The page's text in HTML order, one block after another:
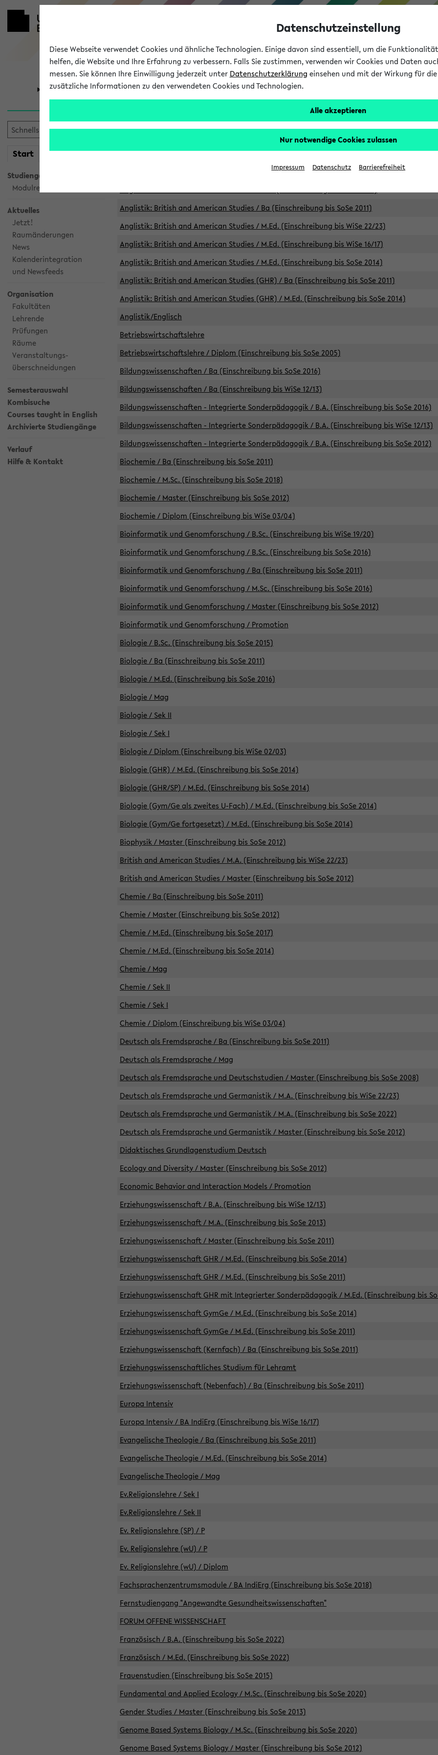
Universität Forschung Studium
Start meineKVV
Studiengangsauswahl
Modulrecherche
Aktuelles
Jetzt!
Raumänderungen
News
Kalenderintegration
und Newsfeeds
Organisation
Fakultäten
Lehrende
Prüfungen
Räume
Veranstaltungs-
überschneidungen
Semesterauswahl
Kombisuche
Courses taught in English
Archivierte Studiengänge
Verlauf
Hilfe & Kontakt
Archivierte Studiengänge
Anglistik: British and American Studies / B.A. (Einschreibung bis WiSe 16/17)
Anglistik: British and American Studies / B.A. (Einschreibung bis SoSe 2015)
Anglistik: British and American Studies / Ba (Einschreibung bis SoSe 2011)
Anglistik: British and American Studies / M.Ed. (Einschreibung bis WiSe 22/23)
Anglistik: British and American Studies / M.Ed. (Einschreibung bis WiSe 16/17)
Anglistik: British and American Studies / M.Ed. (Einschreibung bis SoSe 2014)
Anglistik: British and American Studies (GHR) / Ba (Einschreibung bis SoSe 2011)
Anglistik: British and American Studies (GHR) / M.Ed. (Einschreibung bis SoSe 2014)
Anglistik/Englisch
Betriebswirtschaftslehre
Betriebswirtschaftslehre / Diplom (Einschreibung bis SoSe 2005)
Bildungswissenschaften / Ba (Einschreibung bis SoSe 2016)
Bildungswissenschaften / Ba (Einschreibung bis WiSe 12/13)
Bildungswissenschaften - Integrierte Sonderpädagogik / B.A. (Einschreibung bis SoSe 2016)
Bildungswissenschaften - Integrierte Sonderpädagogik / B.A. (Einschreibung bis WiSe 12/13)
Bildungswissenschaften - Integrierte Sonderpädagogik / B.A. (Einschreibung bis SoSe 2012)
Biochemie / Ba (Einschreibung bis SoSe 2011)
Biochemie / M.Sc. (Einschreibung bis SoSe 2018)
Biochemie / Master (Einschreibung bis SoSe 2012)
Biochemie / Diplom (Einschreibung bis WiSe 03/04)
Bioinformatik und Genomforschung / B.Sc. (Einschreibung bis WiSe 19/20)
Bioinformatik und Genomforschung / B.Sc. (Einschreibung bis SoSe 2016)
Bioinformatik und Genomforschung / Ba (Einschreibung bis SoSe 2011)
Bioinformatik und Genomforschung / M.Sc. (Einschreibung bis SoSe 2016)
Bioinformatik und Genomforschung / Master (Einschreibung bis SoSe 2012)
Bioinformatik und Genomforschung / Promotion
Biologie / B.Sc. (Einschreibung bis SoSe 2015)
Biologie / Ba (Einschreibung bis SoSe 2011)
Biologie / M.Ed. (Einschreibung bis SoSe 2016)
Biologie / Mag
Biologie / Sek II
Biologie / Sek I
Biologie / Diplom (Einschreibung bis WiSe 02/03)
Biologie (GHR) / M.Ed. (Einschreibung bis SoSe 2014)
Biologie (GHR/SP) / M.Ed. (Einschreibung bis SoSe 2014)
Biologie (Gym/Ge als zweites U-Fach) / M.Ed. (Einschreibung bis SoSe 2014)
Biologie (Gym/Ge fortgesetzt) / M.Ed. (Einschreibung bis SoSe 2014)
Biophysik / Master (Einschreibung bis SoSe 2012)
British and American Studies / M.A. (Einschreibung bis WiSe 22/23)
British and American Studies / Master (Einschreibung bis SoSe 2012)
Chemie / Ba (Einschreibung bis SoSe 2011)
Chemie / Master (Einschreibung bis SoSe 2012)
Chemie / M.Ed. (Einschreibung bis SoSe 2017)
Chemie / M.Ed. (Einschreibung bis SoSe 2014)
Chemie / Mag
Chemie / Sek II
Chemie / Sek I
Chemie / Diplom (Einschreibung bis WiSe 03/04)
Deutsch als Fremdsprache / Ba (Einschreibung bis SoSe 2011)
Deutsch als Fremdsprache / Mag
Deutsch als Fremdsprache und Deutschstudien / Master (Einschreibung bis SoSe 2008)
Deutsch als Fremdsprache und Germanistik / M.A. (Einschreibung bis WiSe 22/23)
Deutsch als Fremdsprache und Germanistik / M.A. (Einschreibung bis SoSe 2022)
Deutsch als Fremdsprache und Germanistik / Master (Einschreibung bis SoSe 2012)
Didaktisches Grundlagenstudium Deutsch
Ecology and Diversity / Master (Einschreibung bis SoSe 2012)
Economic Behavior and Interaction Models / Promotion
Erziehungswissenschaft / B.A. (Einschreibung bis WiSe 12/13)
Erziehungswissenschaft / M.A. (Einschreibung bis SoSe 2013)
Erziehungswissenschaft / Master (Einschreibung bis SoSe 2011)
Erziehungswissenschaft GHR / M.Ed. (Einschreibung bis SoSe 2014)
Erziehungswissenschaft GHR / M.Ed. (Einschreibung bis SoSe 2011)
Erziehungswissenschaft GHR mit Integrierter Sonderpädagogik / M.Ed. (Einschreibung bis
Erziehungswissenschaft GymGe / M.Ed. (Einschreibung bis SoSe 2014)
Erziehungswissenschaft GymGe / M.Ed. (Einschreibung bis SoSe 2011)
Erziehungswissenschaft (Kernfach) / Ba (Einschreibung bis SoSe 2011)
Erziehungswissenschaftliches Studium für Lehramt
Erziehungswissenschaft (Nebenfach) / Ba (Einschreibung bis SoSe 2011)
Europa Intensiv
Europa Intensiv / BA IndiErg (Einschreibung bis WiSe 16/17)
Evangelische Theologie / Ba (Einschreibung bis SoSe 2011)
Evangelische Theologie / M.Ed. (Einschreibung bis SoSe 2014)
Evangelische Theologie / Mag
Ev.Religionslehre / Sek I
Ev.Religionslehre / Sek II
Ev. Religionslehre (SP) / P
Ev. Religionslehre (wU) / P
Ev. Religionslehre (wU) / Diplom
Fachsprachenzentrumsmodule / BA IndiErg (Einschreibung bis SoSe 2018)
Fernstudiengang "Angewandte Gesundheitswissenschaften"
FORUM OFFENE WISSENSCHAFT
Französisch / B.A. (Einschreibung bis SoSe 2022)
Französisch / M.Ed. (Einschreibung bis SoSe 2022)
Frauenstudien (Einschreibung bis SoSe 2015)
Fundamental and Applied Ecology / M.Sc. (Einschreibung bis SoSe 2020)
Gender Studies / Master (Einschreibung bis SoSe 2013)
Genome Based Systems Biology / M.Sc. (Einschreibung bis SoSe 2020)
Genome Based Systems Biology / Master (Einschreibung bis SoSe 2012)
Datenschutzeinstellung
Diese Webseite verwendet Cookies und ähnliche Technologien. Einige davon sind essentiell, um die
helfen, die Website und Ihre Erfahrung zu verbessern. Falls Sie zustimmen, verwenden wir Cookies und Daten
messen. Sie können Ihre Einwilligung jederzeit unter Datenschutzerklärung einsehen und mit der Wirkung für
zusätzliche Informationen zu den verwendeten Cookies und Technologien.
Alle akzeptieren
Nur notwendige Cookies zulassen
Impressum Datenschutz Barrierefreiheit